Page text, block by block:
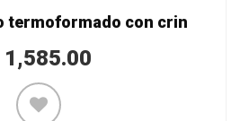
termoformado con crin
1,585.00